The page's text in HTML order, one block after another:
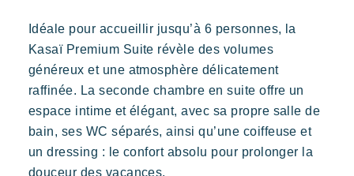
Prendre le temps
Evénements & festivals
L'application mobile Riviera Villages
Idéale pour accueillir jusqu’à 6 personnes, la
Kasaï Premium Suite révèle des volumes
généreux et une atmosphère délicatement
raffinée. La seconde chambre en suite offre un
espace intime et élégant, avec sa propre salle de
bain, ses WC séparés, ainsi qu’une coiffeuse et
un dressing : le confort absolu pour prolonger la
douceur des vacances.